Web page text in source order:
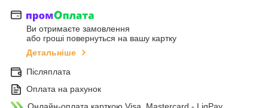
Ви отримаєте замовлення
або гроші повернуться на вашу картку
Детальніше
Післяплата
Оплата на рахунок